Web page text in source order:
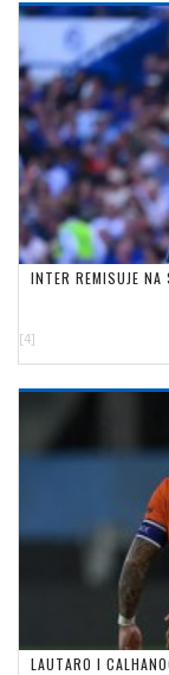
INTER REMISUJE NA
[4]
LAUTARO I